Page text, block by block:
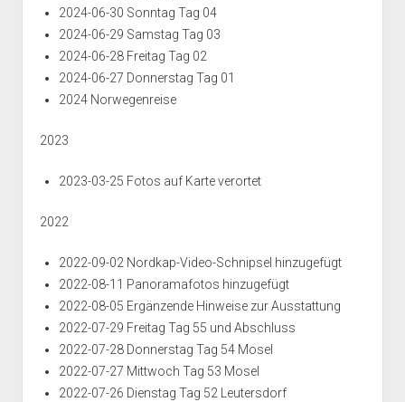
2024-06-30 Sonntag Tag 04
2024-06-29 Samstag Tag 03
2024-06-28 Freitag Tag 02
2024-06-27 Donnerstag Tag 01
2024 Norwegenreise
2023
2023-03-25 Fotos auf Karte verortet
2022
2022-09-02 Nordkap-Video-Schnipsel hinzugefügt
2022-08-11 Panoramafotos hinzugefügt
2022-08-05 Ergänzende Hinweise zur Ausstattung
2022-07-29 Freitag Tag 55 und Abschluss
2022-07-28 Donnerstag Tag 54 Mosel
2022-07-27 Mittwoch Tag 53 Mosel
2022-07-26 Dienstag Tag 52 Leutersdorf